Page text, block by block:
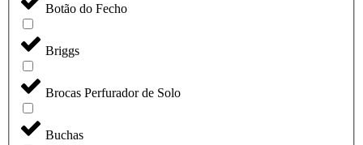
Botão do Fecho
Briggs
Brocas Perfurador de Solo
Buchas